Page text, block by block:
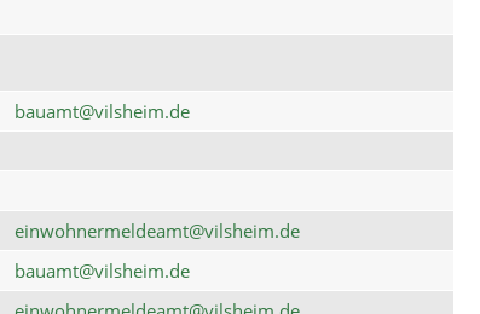
bauamt@vilsheim.de
einwohnermeldeamt@vilsheim.de
bauamt@vilsheim.de